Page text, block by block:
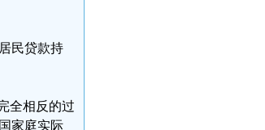
民贷款持
全相反的过
家庭实际